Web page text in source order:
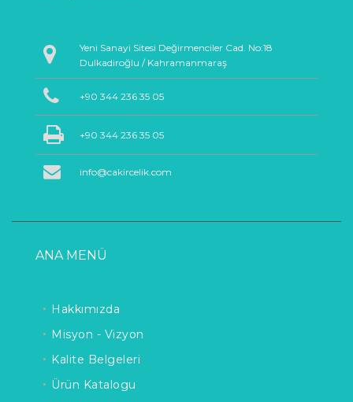
Yeni Sanayi Sitesi Değirmenciler Cad. No:18
Dulkadiroğlu / Kahramanmaraş
+90 344 236 35 05
+90 344 236 35 05
info@cakircelik.com
ANA MENÜ
Hakkımızda
Misyon - Vizyon
Kalite Belgeleri
Ürün Katalogu